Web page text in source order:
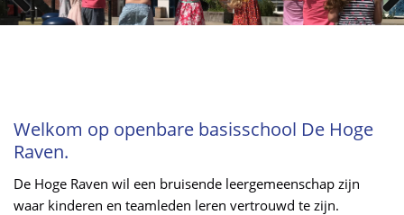
Welkom op openbare basisschool De Hoge
Raven.
De Hoge Raven wil een bruisende leergemeenschap zijn
waar kinderen en teamleden leren vertrouwd te zijn.